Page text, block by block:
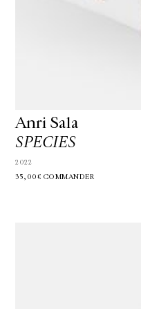
Anri Sala
SPECIES
2022
35,00€ COMMANDER